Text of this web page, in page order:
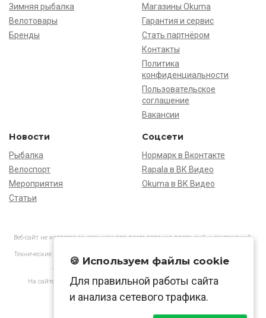
Зимняя рыбалка
Велотовары
Бренды
Магазины Okuma
Гарантия и сервис
Стать партнёром
Контакты
Политика
конфиденциальности
Пользовательское
соглашение
Вакансии
Новости
Рыбалка
Велоспорт
Мероприятия
Статьи
Соцсети
Нормарк в Вконтакте
Rapala в ВК Видео
Okuma в ВК Видео
Веб-сайт не является основанием для предъявления претензий и рекламаций,
Технические характеристики товаров могут отличаться от указанных на сайте.
АО «Нормарк» ИНН 7728172512 ОГРН 1037739603505
На сайте применяютсярекомендательные технологиив соответствии
🍪 Используем файлы cookie
Для правильной работы сайта
и анализа сетевого трафика.